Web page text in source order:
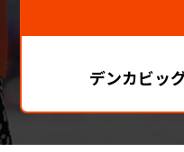
デンカビッ